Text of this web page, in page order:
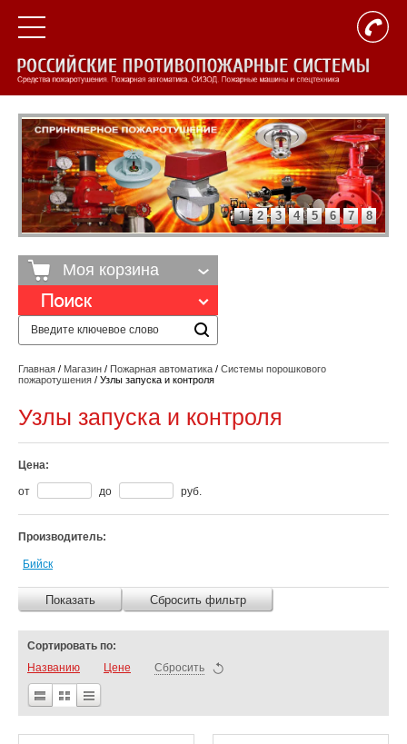
1 2 3 4 5 6 7 8
Моя корзина
Главная / Магазин / Пожарная автоматика / Системы порошкового
пожаротушения / Узлы запуска и контроля
Узлы запуска и контроля
Цена:
от до руб.
Производитель:
Бийск
Показать Сбросить фильтр
Сортировать по:
Названию
Цене Сбросить